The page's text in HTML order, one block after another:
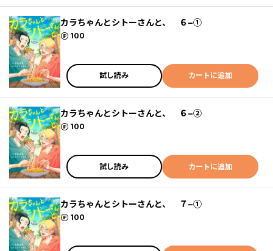
カラちゃんとシトーさんと、 ６−①
100
ポイント
試し読み カートに追加
カラちゃんとシトーさんと、 ６−②
100
ポイント
試し読み カートに追加
カラちゃんとシトーさんと、 ７−①
100
ポイント